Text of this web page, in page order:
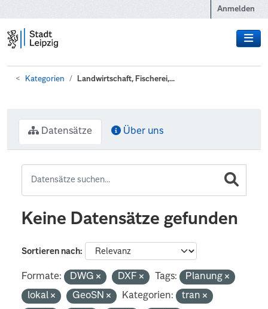
Anmelden
Kategorien Landwirtschaft, Fischerei,...
Datensätze Über uns
Keine Datensätze gefunden
Sortieren nach
Formate: DWG DXF Tags:
Planung
lokal
GeoSN Kategorien:
tran